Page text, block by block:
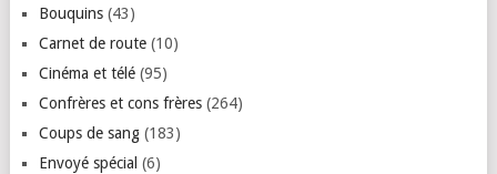
Bouquins(43)
Carnet de route(10)
Cinéma et télé(95)
Confrères et cons frères(264)
Coups de sang(183)
Envoyé spécial (6)